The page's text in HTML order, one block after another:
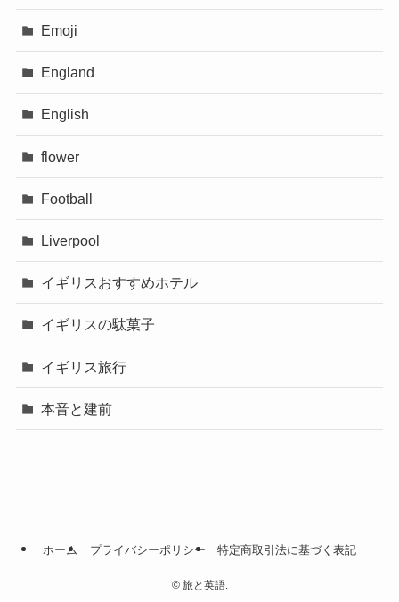
Emoji
England
English
flower
Football
Liverpool
イギリスおすすめホテル
イギリスの駄菓子
イギリス旅行
本音と建前
ホーム プライバシーポリシー 特定商取引法に基づく表記
©旅と英語.